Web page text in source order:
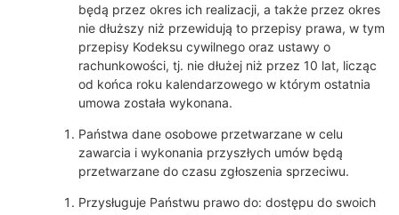
będą przez okres ich realizacji, a także przez okres
nie dłuższy niż przewidują to przepisy prawa, w tym
przepisy Kodeksu cywilnego oraz ustawy o
rachunkowości, tj. nie dłużej niż przez 10 lat, licząc
od końca roku kalendarzowego w którym ostatnia
umowa została wykonana.
Państwa dane osobowe przetwarzane w celu
zawarcia i wykonania przyszłych umów będą
przetwarzane do czasu zgłoszenia sprzeciwu.
Przysługuje Państwu prawo do: dostępu do swoich